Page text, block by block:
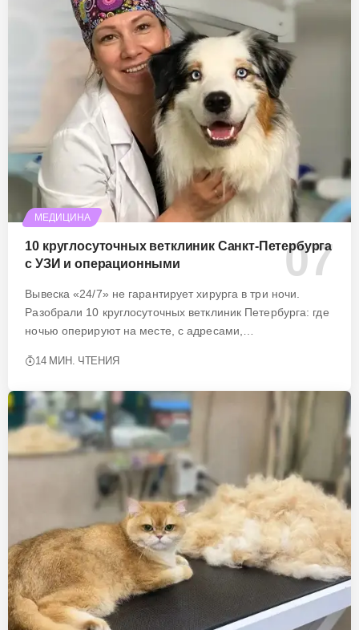
МЕДИЦИНА
10 круглосуточных ветклиник Санкт-Петербурга
с УЗИ и операционными
Вывеска «24/7» не гарантирует хирурга в три ночи.
Разобрали 10 круглосуточных ветклиник Петербурга: где
ночью оперируют на месте, с адресами,…
14 МИН. ЧТЕНИЯ